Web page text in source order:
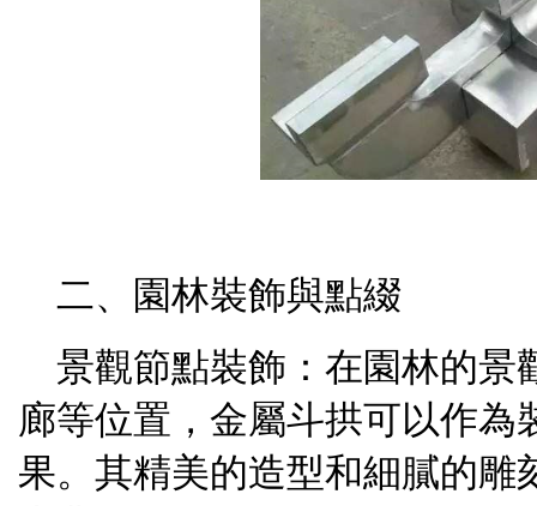
二、園林裝飾與點綴
景觀節點裝飾：在園林的景
廊等位置，金屬斗拱可以作
果。其精美的造型和細膩的